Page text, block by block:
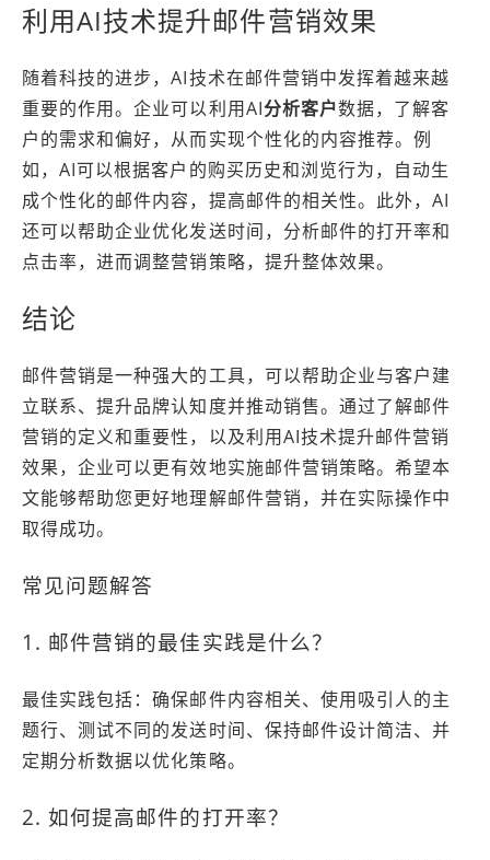
利用AI技术提升邮件营销效果
随着科技的进步，AI技术在邮件营销中发挥着越来越
重要的作用。企业可以利用AI分析客户数据，了解客
户的需求和偏好，从而实现个性化的内容推荐。例
如，AI可以根据客户的购买历史和浏览行为，自动生
成个性化的邮件内容，提高邮件的相关性。此外，AI
还可以帮助企业优化发送时间，分析邮件的打开率和
点击率，进而调整营销策略，提升整体效果。
结论
邮件营销是一种强大的工具，可以帮助企业与客户建
立联系、提升品牌认知度并推动销售。通过了解邮件
营销的定义和重要性，以及利用AI技术提升邮件营销
效果，企业可以更有效地实施邮件营销策略。希望本
文能够帮助您更好地理解邮件营销，并在实际操作中
取得成功。
常见问题解答
1. 邮件营销的最佳实践是什么？
最佳实践包括：确保邮件内容相关、使用吸引人的主
题行、测试不同的发送时间、保持邮件设计简洁、并
定期分析数据以优化策略。
2. 如何提高邮件的打开率？